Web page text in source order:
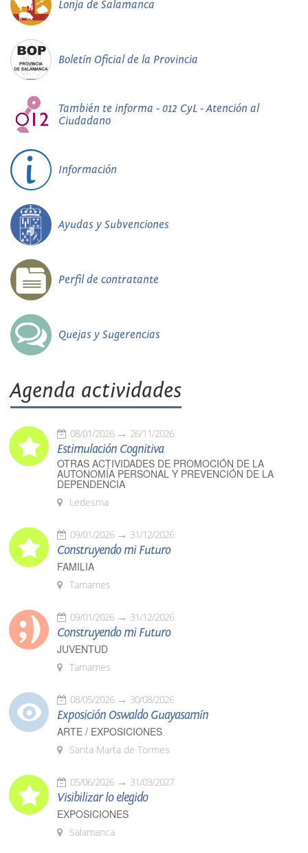
Lonja de Salamanca
Boletín Oficial de la Provincia
También te informa - 012 CyL - Atención al
Ciudadano
Información
Ayudas y Subvenciones
Perfil de contratante
Quejas y Sugerencias
Agenda actividades
08/01/2026 26/11/2026
Estimulación Cognitiva
OTRAS ACTIVIDADES DE PROMOCIÓN DE LA
AUTONOMÍA PERSONAL Y PREVENCIÓN DE LA
DEPENDENCIA
Ledesma
09/01/2026 31/12/2026
Construyendo mi Futuro
FAMILIA
Tamames
09/01/2026 31/12/2026
Construyendo mi Futuro
JUVENTUD
Tamames
08/05/2026 30/08/2026
Exposición Oswaldo Guayasamín
ARTE / EXPOSICIONES
Santa Marta de Tormes
05/06/2026 31/03/2027
Visibilizar lo elegido
EXPOSICIONES
Salamanca